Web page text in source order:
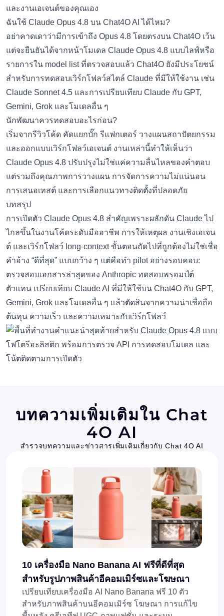
และงานเอเจนต์ของคุณเอง
ฉันใช้ Claude Opus 4.8 บน Chat4O AI ได้ไหม?
อย่าคาดเดาว่ามีการเข้าถึง Opus 4.8 โดยตรงบน Chat4O เว้น
แต่จะยืนยันได้จากหน้าโมเดล Claude Opus 4.8 แบบไลฟ์หรือ
รายการใน model list ที่ตรวจสอบแล้ว Chat4O ยังมีประโยชน์
สำหรับการทดสอบเวิร์กโฟลว์สไตล์ Claude ที่มีให้ใช้งาน เช่น
Claude Sonnet 4.5 และการเปรียบเทียบ Claude กับ GPT,
Gemini, Grok และโมเดลอื่น ๆ
นักพัฒนาควรทดสอบอะไรก่อน?
เริ่มจากรีวิวโค้ด คัดแยกบั๊ก รีแฟกเตอร์ วางแผนสถาปัตยกรรม
และออกแบบเวิร์กโฟลว์เอเจนต์ งานเหล่านี้ทำให้เห็นว่า
Claude Opus 4.8 ปรับปรุงไม่ใช่แค่ความลื่นไหลของคำตอบ
แต่รวมถึงคุณภาพการวางแผน การจัดการความไม่แน่นอน
การเสนอเทสต์ และการเลือกแนวทางติดตั้งที่ปลอดภัย
บทสรุป
การเปิดตัว Claude Opus 4.8 สำคัญเพราะผลักดัน Claude ไป
ไกลขึ้นในงานโค้ดระดับมืออาชีพ การให้เหตุผล งานเชิงเอเจน
ต์ และเวิร์กโฟลว์ long-context ขั้นตอนถัดไปที่ถูกต้องไม่ใช่เชื่อ
คำอ้าง “ดีที่สุด” แบบกว้าง ๆ แต่คือทำ pilot อย่างรอบคอบ:
ตรวจสอบเอกสารล่าสุดของ Anthropic ทดสอบพรอมป์ต์
ตัวแทน เปรียบเทียบ Claude AI ที่มีให้ใช้บน Chat4O กับ GPT,
Gemini, Grok และโมเดลอื่น ๆ แล้วตัดสินจากความน่าเชื่อถือ
ต้นทุน ความเร็ว และความเหมาะกับเวิร์กโฟลว์
บทความเพิ่มเติมใน Chat
4O AI
สำรวจบทความและข่าวสารเพิ่มเติมเกี่ยวกับ Chat 4O AI
10 เครื่องมือ Nano Banana AI ฟรีที่ดีที่สุด
สำหรับรูปภาพสินค้าอีคอมเมิร์ซและโฆษณา
เปรียบเทียบเครื่องมือ AI Nano Banana ฟรี 10 ตัว
สำหรับภาพสินค้าบนอีคอมเมิร์ซ โฆษณา การแก้ไข